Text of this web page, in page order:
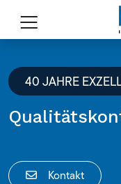
40 JAHRE
Kontakt